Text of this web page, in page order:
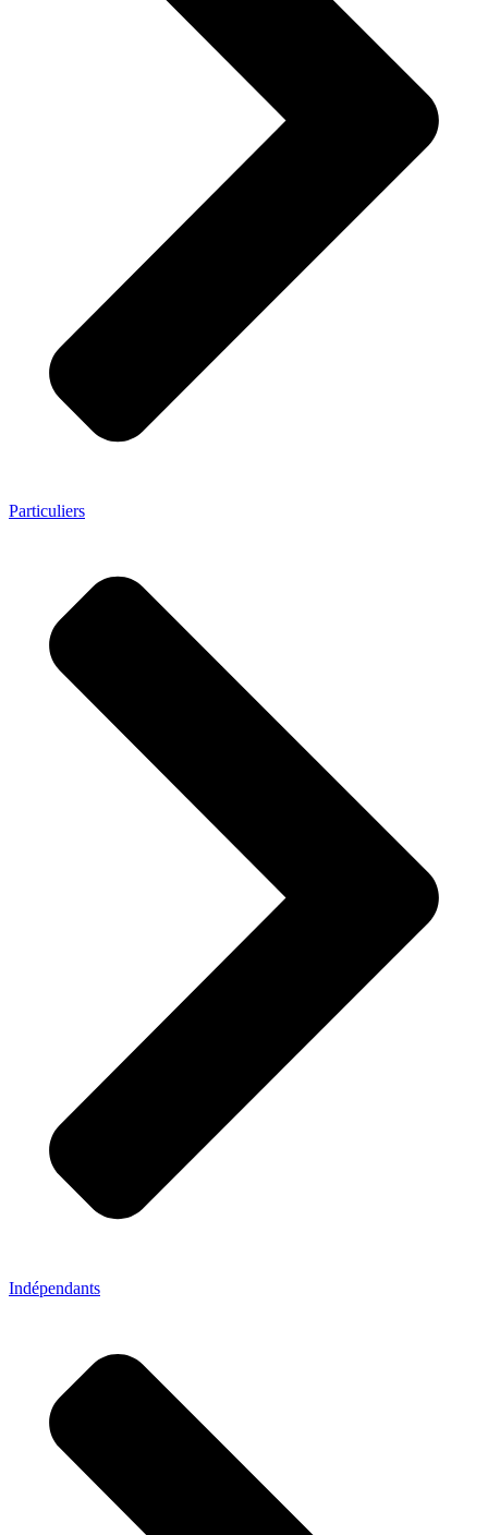
Particuliers
Indépendants